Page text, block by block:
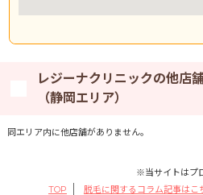
レジーナクリニックの他店
（静岡エリア）
同エリア内に他店舗がありません。
※当サイトはプ
TOP
脱毛に関するコラム記事はこ